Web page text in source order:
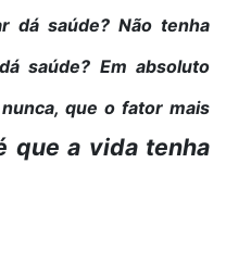
dá saúde? Não tenha
saúde? Em absoluto
que o fator mais
que a vida tenha